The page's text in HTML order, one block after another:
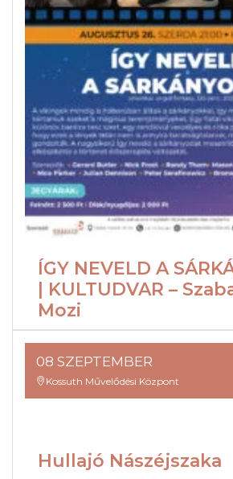
ÍGY NEVELD A
| KULTUDVAR –
Mozi
08 SZEPTEMBER
Kossuth Művelődési Központ
Hullajó Nászéjszaka